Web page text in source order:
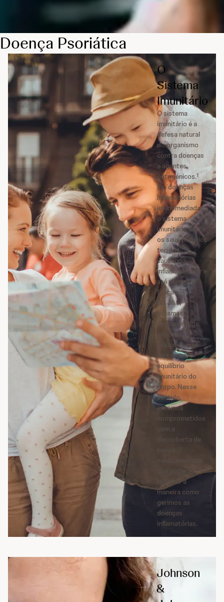
Doença Psoriática
O
Sistema
Imunitário
O sistema
imunitário é a
defesa natural
do organismo
contra doenças
e agentes
patogénicos.1
Em doenças
inflamatórias
imunomediadas,
o sistema
imunitário ataca
os seus próprios
tecidos,
causando
inflamação, dor e
até perda de
função.23
Na J&J,
estamos
concentrados
em criar
soluções que
restaurem o
equilíbrio
imunitário do
corpo. Nesse
sentido,
estamos
comprometidos
com a
descoberta de
redefinir a
maneira como
gerimos as
doenças
inflamatórias.
Johnson
&